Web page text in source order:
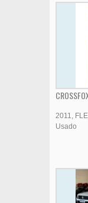
2011
Usado